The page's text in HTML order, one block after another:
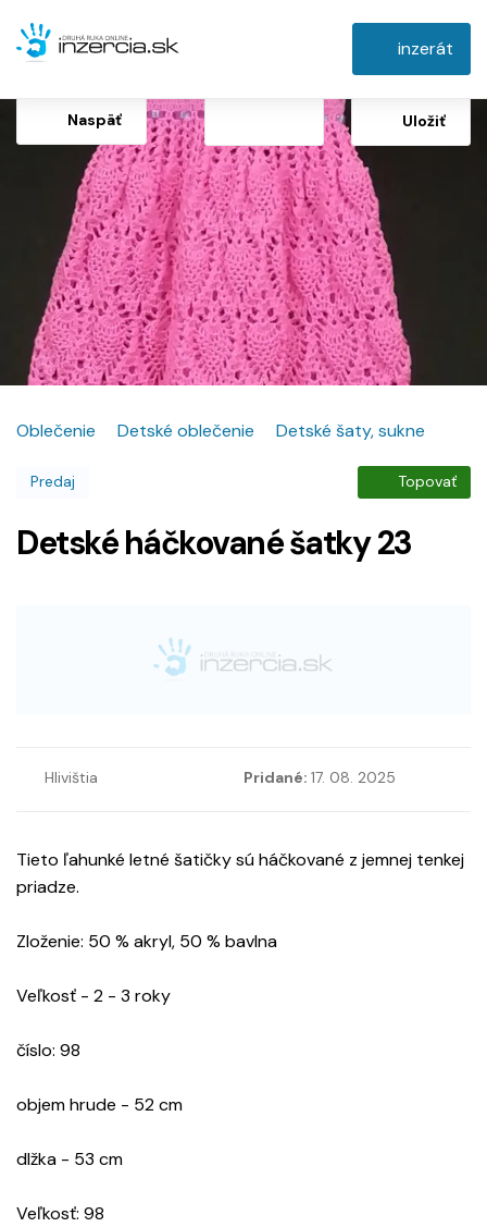
inzerát
Naspäť Uložiť
Oblečenie Detské oblečenie Detské šaty, sukne
Predaj Topovať
Detské háčkované šatky 23
Hlivištia Pridané: 17. 08. 2025
Tieto ľahunké letné šatičky sú háčkované z jemnej tenkej
priadze.
Zloženie: 50 % akryl, 50 % bavlna
Veľkosť - 2 - 3 roky
číslo: 98
objem hrude - 52 cm
dlžka - 53 cm
Veľkosť: 98